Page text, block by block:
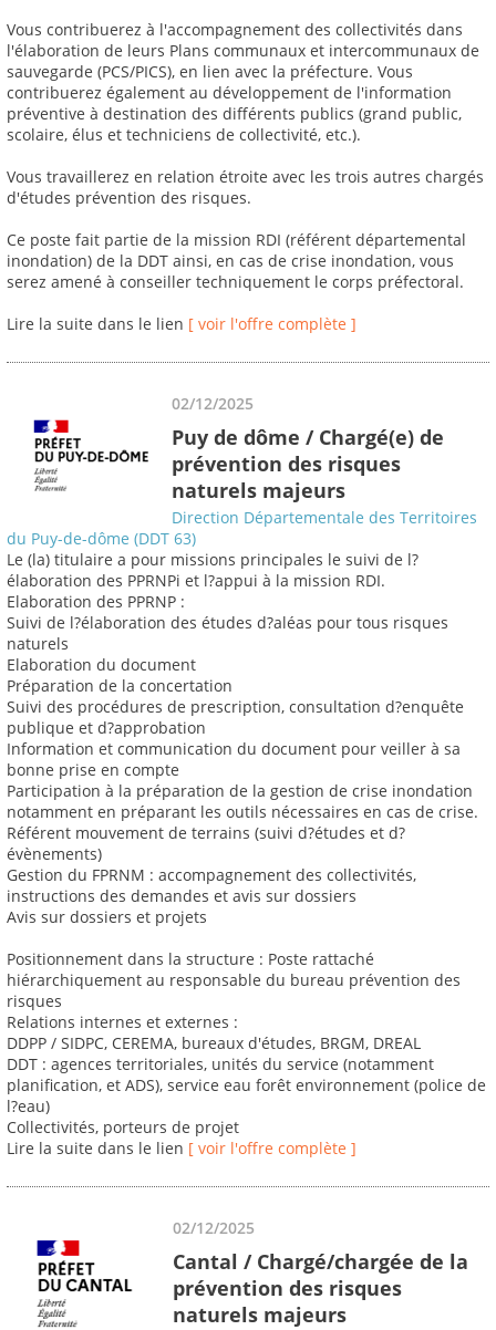
Vous contribuerez à l'accompagnement des collectivités dans
l'élaboration de leurs Plans communaux et intercommunaux de
sauvegarde (PCS/PICS), en lien avec la préfecture. Vous
contribuerez également au développement de l'information
préventive à destination des différents publics (grand public,
scolaire, élus et techniciens de collectivité, etc.).
Vous travaillerez en relation étroite avec les trois autres chargés
d'études prévention des risques.
Ce poste fait partie de la mission RDI (référent départemental
inondation) de la DDT ainsi, en cas de crise inondation, vous
serez amené à conseiller techniquement le corps préfectoral.
Lire la suite dans le lien [ voir l'offre complète ]
02/12/2025
Puy de dôme / Chargé(e) de
prévention des risques
naturels majeurs
Direction Départementale des Territoires
du Puy-de-dôme (DDT 63)
Le (la) titulaire a pour missions principales le suivi de l?
élaboration des PPRNPi et l?appui à la mission RDI.
Elaboration des PPRNP :
Suivi de l?élaboration des études d?aléas pour tous risques
naturels
Elaboration du document
Préparation de la concertation
Suivi des procédures de prescription, consultation d?enquête
publique et d?approbation
Information et communication du document pour veiller à sa
bonne prise en compte
Participation à la préparation de la gestion de crise inondation
notamment en préparant les outils nécessaires en cas de crise.
Référent mouvement de terrains (suivi d?études et d?
évènements)
Gestion du FPRNM : accompagnement des collectivités,
instructions des demandes et avis sur dossiers
Avis sur dossiers et projets
Positionnement dans la structure : Poste rattaché
hiérarchiquement au responsable du bureau prévention des
risques
Relations internes et externes :
DDPP / SIDPC, CEREMA, bureaux d'études, BRGM, DREAL
DDT : agences territoriales, unités du service (notamment
planification, et ADS), service eau forêt environnement (police de
l?eau)
Collectivités, porteurs de projet
Lire la suite dans le lien [ voir l'offre complète ]
02/12/2025
Cantal / Chargé/chargée de la
prévention des risques
naturels majeurs